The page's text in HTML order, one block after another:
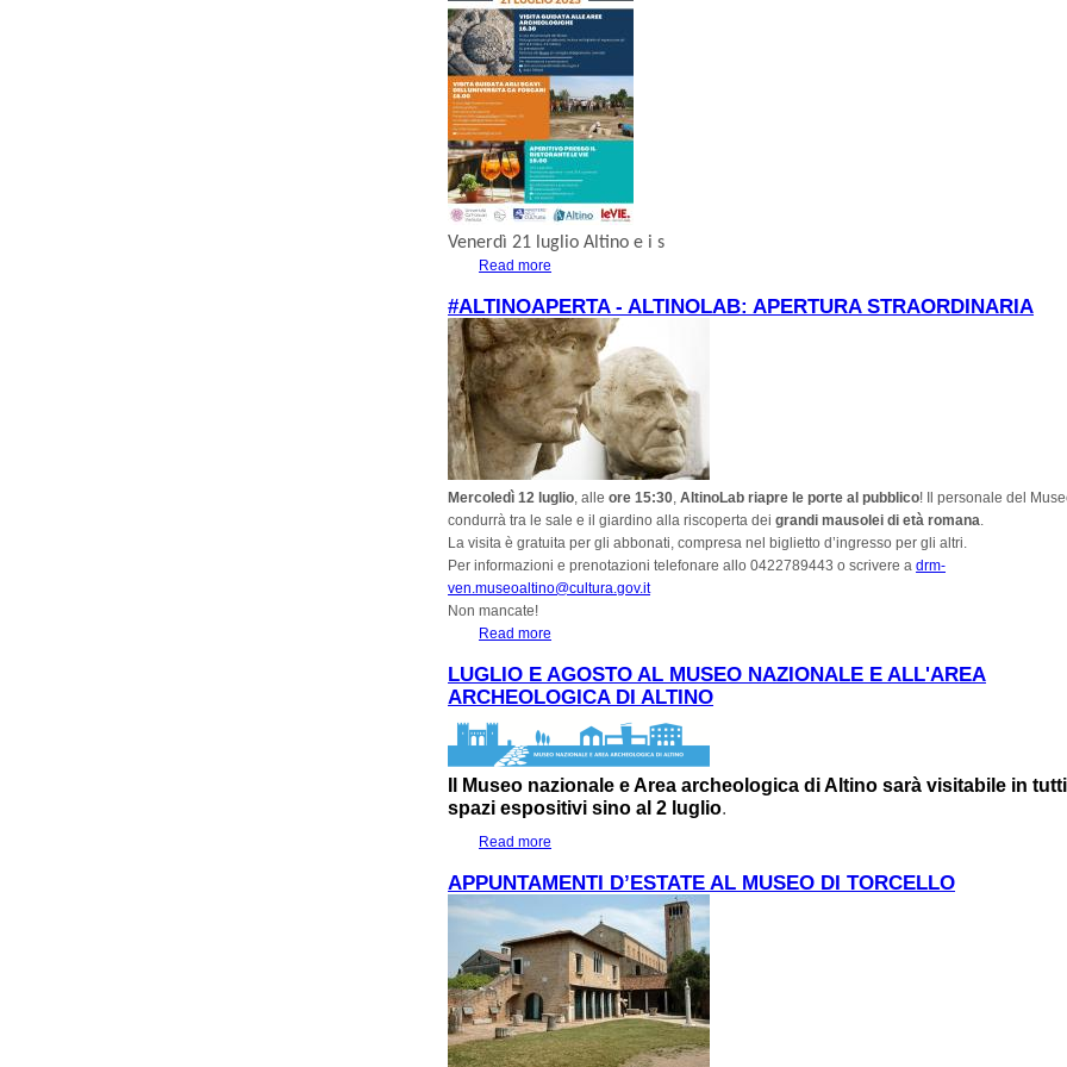
Venerdì 21 luglio Altino e i s
Read more
#ALTINOAPERTA - ALTINOLAB: APERTURA STRAORDINARIA
Mercoledì 12 luglio, alleore 15:30,AltinoLab riapre le porte al pubblico! Il personale del
condurrà tra le sale e il giardino alla riscoperta deigrandi mausolei di età romana.
La visita è gratuita per gli abbonati, compresa nel biglietto d’ingresso per gli altri.
Per informazioni e prenotazioni telefonare allo 0422789443 o scrivere adrm-
ven.museoaltino@cultura.gov.it
Non mancate!
Read more
LUGLIO E AGOSTO AL MUSEO NAZIONALE E ALL'AREA
ARCHEOLOGICA DI ALTINO
Il Museo nazionale e Area archeologica di Altino sarà visitabile in
spazi espositivi sino al 2 luglio.
Read more
APPUNTAMENTI D’ESTATE AL MUSEO DI TORCELLO